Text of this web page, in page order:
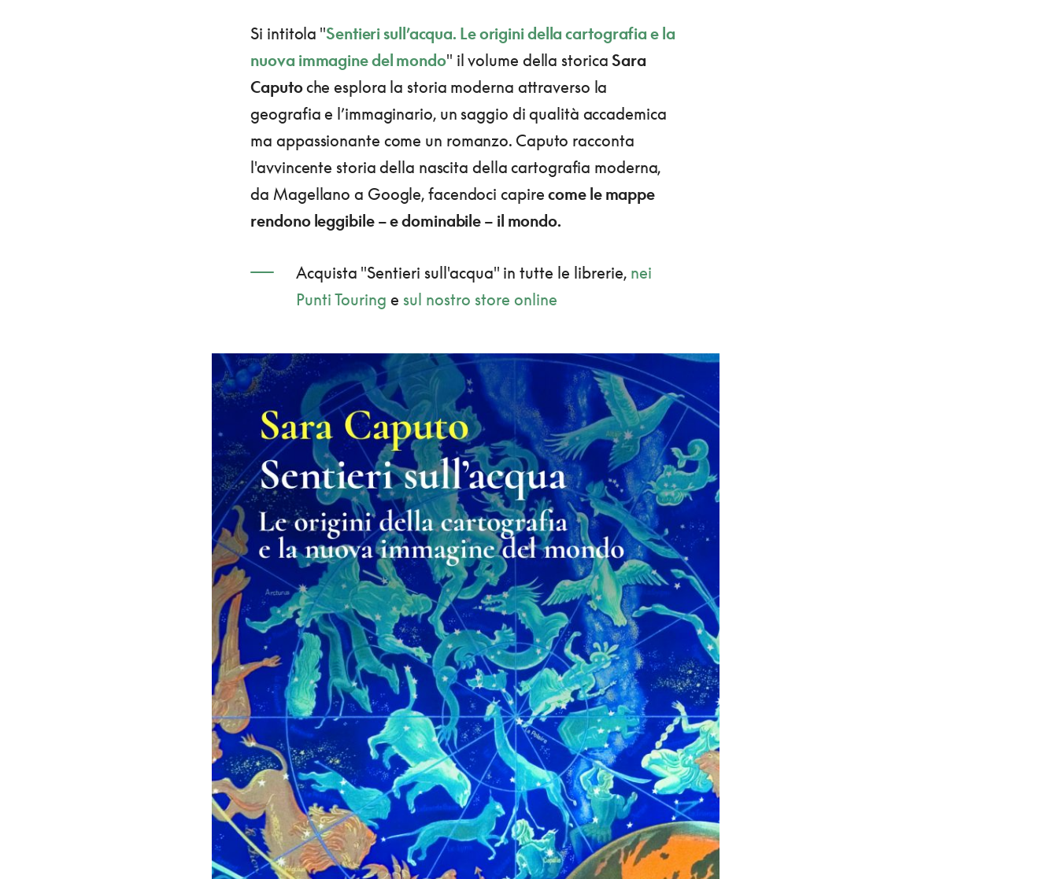
Si intitola "Sentieri sull’acqua. Le origini della cartografia e la
nuova immagine del mondo" il volume della storicaSara
Caputoche esplora la storia moderna attraverso la
geografia e l’immaginario, un saggio di qualità accademica
ma appassionante come un romanzo. Caputo racconta
l'avvincente storia della nascita della cartografia moderna,
da Magellano a Google, facendoci capirecome le mappe
rendono leggibile – e dominabile – il mondo.
Acquista "Sentieri sull'acqua" in tutte le librerie, nei
Punti Touring e sul nostro store online